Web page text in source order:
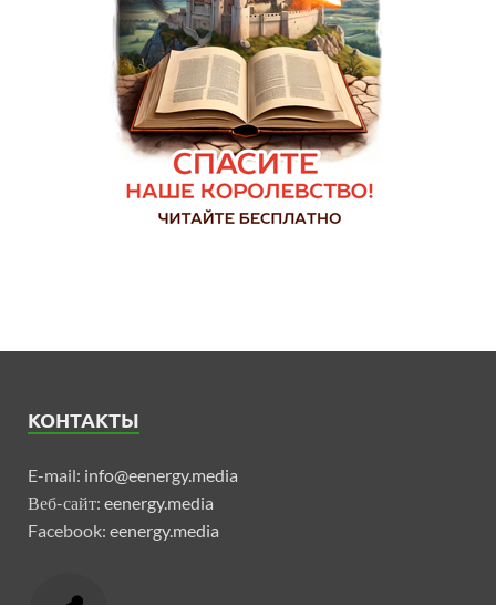
КОНТАКТЫ
E-mail: info@eenergy.media
Веб-сайт: eenergy.media
Facebook: eenergy.media